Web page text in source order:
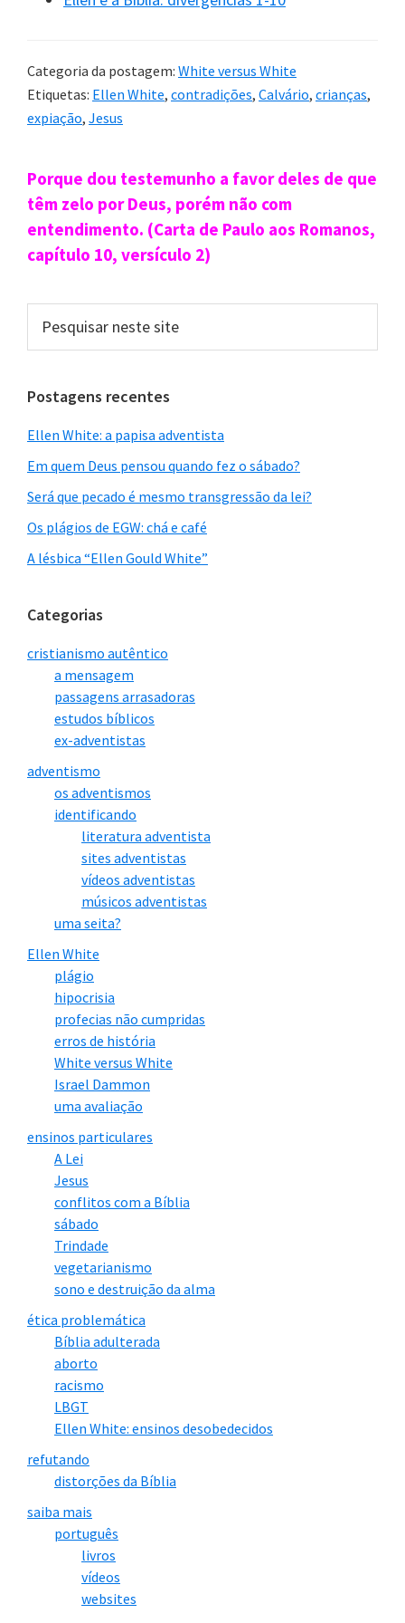
e não amará você se
3. A expiaçãofoi/não foicompletada
na cruz
Expiação completa Expiação incompleta
“O sacrifício a favor
do homem foi total e
“E,enquanto nosso
terra, e o Pai, quando
contemplou o sacrifício
de seu filho, se curvou
diante disso,
reconhecendo a
perfeição do sacrifício.
“Basta” — ele disse —,
A expiação está
completada
beneficiados por sua
4. Lúcifer
ter se rebelado contra Deus
Lamentou
“Satanás tremia
enquanto contemplava
sua obra. Estava
Categoria da postagem: White versus White
Etiquetas: Ellen White, contradições, Calvário, crianças,
expiação, Jesus
Sidebar
primária
Porque dou testemunho a favor deles de que
têm zelo por Deus, porém não com
entendimento. (Carta de Paulo aos Romanos,
capítulo 10, versículo 2)
neste
site
Postagens recentes
Ellen White: a papisa adventista
Em quem Deus pensou quando fez o sábado?
Será que pecado é mesmo transgressão da lei?
Os plágios de EGW: chá e café
A lésbica “Ellen Gould White”
Categorias
cristianismo autêntico
a mensagem
passagens arrasadoras
estudos bíblicos
ex-adventistas
adventismo
os adventismos
identificando
literatura adventista
sites adventistas
vídeos adventistas
músicos adventistas
uma seita?
Ellen White
plágio
hipocrisia
profecias não cumpridas
erros de história
White versus White
Israel Dammon
uma avaliação
ensinos particulares
A Lei
Jesus
conflitos com a Bíblia
sábado
Trindade
vegetarianismo
sono e destruição da alma
ética problemática
Bíblia adulterada
aborto
racismo
LBGT
Ellen White: ensinos desobedecidos
refutando
distorções da Bíblia
saiba mais
português
livros
vídeos
websites